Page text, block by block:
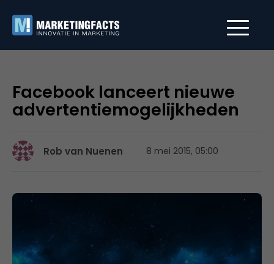
Facebook lanceert nieuwe
advertentiemogelijkheden
Rob van Nuenen 8 mei 2015, 05:00